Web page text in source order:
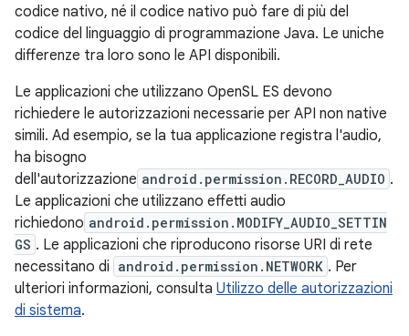
codice nativo, né il codice nativo può fare di più del
codice del linguaggio di programmazione Java. Le uniche
differenze tra loro sono le API disponibili.
Le applicazioni che utilizzano OpenSL ES devono
richiedere le autorizzazioni necessarie per API non native
simili. Ad esempio, se la tua applicazione registra l'audio,
ha bisogno
dell'autorizzazione android.permission.RECORD_AUDIO .
Le applicazioni che utilizzano effetti audio
richiedono android.permission.MODIFY_AUDIO_SETTIN
GS . Le applicazioni che riproducono risorse URI di rete
necessitano di android.permission.NETWORK . Per
ulteriori informazioni, consulta Utilizzo delle autorizzazioni
di sistema.